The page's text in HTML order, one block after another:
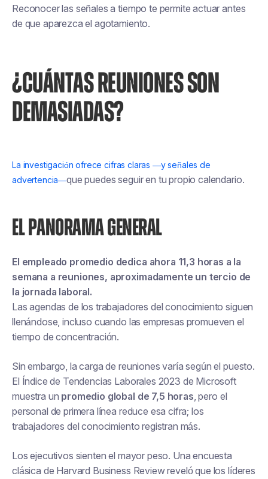
Reconocer las señales a tiempo te permite actuar antes
de que aparezca el agotamiento.
¿CUÁNTAS REUNIONES SON
DEMASIADAS?
La investigación ofrece cifras claras —y señales de
advertencia—que puedes seguir en tu propio calendario.
EL PANORAMA GENERAL
El empleado promedio dedica ahora 11,3 horas a la
semana a reuniones, aproximadamente un tercio de
la jornada laboral.
Las agendas de los trabajadores del conocimiento siguen
llenándose, incluso cuando las empresas promueven el
tiempo de concentración.
Sin embargo, la carga de reuniones varía según el puesto.
El Índice de Tendencias Laborales 2023 de Microsoft
muestra un promedio global de 7,5 horas, pero el
personal de primera línea reduce esa cifra; los
trabajadores del conocimiento registran más.
Los ejecutivos sienten el mayor peso. Una encuesta
clásica de Harvard Business Review reveló que los líderes